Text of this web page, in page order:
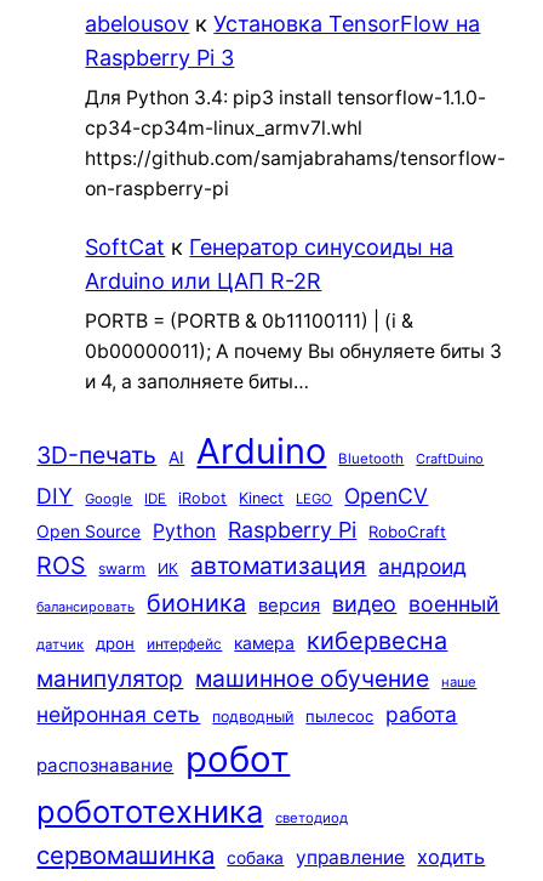
abelousov кУстановка TensorFlow на
Raspberry Pi 3
Для Python 3.4: pip3 install tensorflow-1.1.0-
cp34-cp34m-linux_armv7l.whl
https://github.com/samjabrahams/tensorflow-
on-raspberry-pi
SoftCat к Генератор синусоиды на
Arduino или ЦАП R-2R
PORTB = (PORTB & 0b11100111) | (i &
0b00000011); А почему Вы обнуляете биты 3
и 4, а заполняете биты…
3D-печать AI Arduino Bluetooth CraftDuino
DIY Google IDE iRobot Kinect LEGO OpenCV
Open Source Python Raspberry Pi RoboCraft
ROS swarm ИК автоматизация андроид
балансировать бионика версия видео военный
датчик дрон интерфейс камера кибервесна
манипулятор машинное обучение наше
нейронная сеть подводный пылесос работа
распознавание робот
робототехника светодиод
сервомашинка собака управление ходить